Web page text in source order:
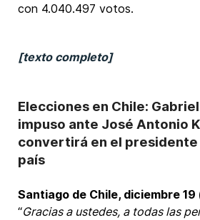
con 4.040.497 votos.
[texto completo]
Elecciones en Chile:
impuso ante José Antonio
convertirá en el presidente
país
Santiago de Chile, diciembre 19
“Gracias a ustedes, a todas las